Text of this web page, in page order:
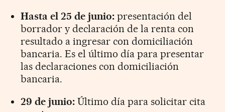
Hasta el 25 de junio: presentación del
borrador y declaración de la renta con
resultado a ingresar con domiciliación
bancaria. Es el último día para presentar
las declaraciones con domiciliación
bancaria.
29 de junio: Último día para solicitar cita